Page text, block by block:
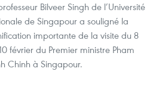
Bilveer Singh de l’Université
de Singapour a souligné la
importante de la visite du 8
février du Premier ministre Pham
Chinh à Singapour.